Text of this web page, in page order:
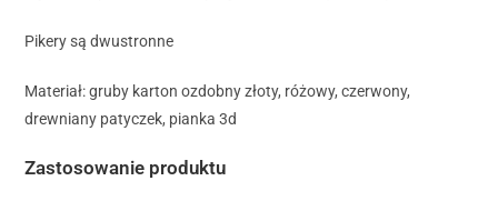
Pikery są dwustronne
Materiał: gruby karton ozdobny złoty, różowy, czerwony,
drewniany patyczek, pianka 3d
Zastosowanie produktu